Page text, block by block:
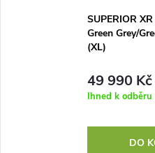
SUPERIOR
Green Grey/
(XL)
49 990 Kč
Ihned k odběru
DO